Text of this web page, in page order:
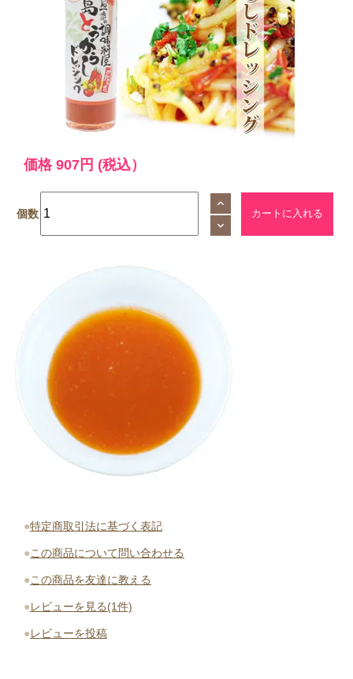
価格 907円 (税込）
個数
●特定商取引法に基づく表記
●この商品について問い合わせる
●この商品を友達に教える
●レビューを見る(1件)
●レビューを投稿